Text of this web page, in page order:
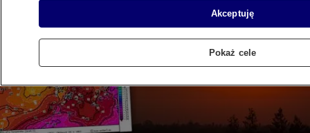
Akceptuję
Pokaż cele